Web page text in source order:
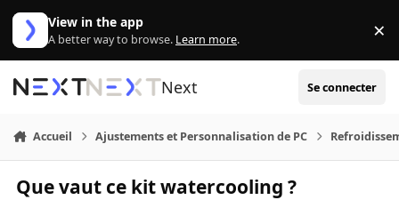
Aller au contenu
View in the app
A better way to browse. Learn more. ×
Next Se connecter
Accueil Ajustements et Personnalisation de PC
Que vaut ce kit watercooling ?